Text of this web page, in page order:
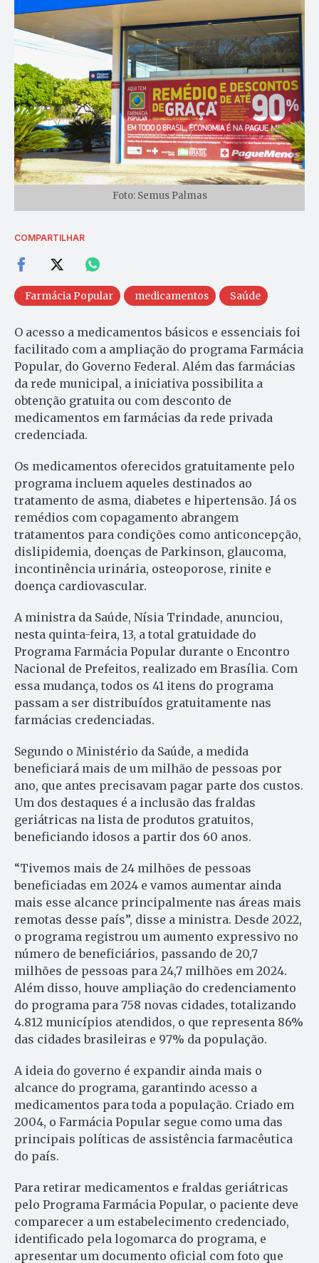
Foto: Semus Palmas
COMPARTILHAR
Farmácia Popular medicamentos Saúde
O acesso a medicamentos básicos e essenciais foi
facilitado com a ampliação do programa Farmácia
Popular, do Governo Federal. Além das farmácias
da rede municipal, a iniciativa possibilita a
obtenção gratuita ou com desconto de
medicamentos em farmácias da rede privada
credenciada.
Os medicamentos oferecidos gratuitamente pelo
programa incluem aqueles destinados ao
tratamento de asma, diabetes e hipertensão. Já os
remédios com copagamento abrangem
tratamentos para condições como anticoncepção,
dislipidemia, doenças de Parkinson, glaucoma,
incontinência urinária, osteoporose, rinite e
doença cardiovascular.
A ministra da Saúde, Nísia Trindade, anunciou,
nesta quinta-feira, 13, a total gratuidade do
Programa Farmácia Popular durante o Encontro
Nacional de Prefeitos, realizado em Brasília. Com
essa mudança, todos os 41 itens do programa
passam a ser distribuídos gratuitamente nas
farmácias credenciadas.
Segundo o Ministério da Saúde, a medida
beneficiará mais de um milhão de pessoas por
ano, que antes precisavam pagar parte dos custos.
Um dos destaques é a inclusão das fraldas
geriátricas na lista de produtos gratuitos,
beneficiando idosos a partir dos 60 anos.
“Tivemos mais de 24 milhões de pessoas
beneficiadas em 2024 e vamos aumentar ainda
mais esse alcance principalmente nas áreas mais
remotas desse país”, disse a ministra. Desde 2022,
o programa registrou um aumento expressivo no
número de beneficiários, passando de 20,7
milhões de pessoas para 24,7 milhões em 2024.
Além disso, houve ampliação do credenciamento
do programa para 758 novas cidades, totalizando
4.812 municípios atendidos, o que representa 86%
das cidades brasileiras e 97% da população.
A ideia do governo é expandir ainda mais o
alcance do programa, garantindo acesso a
medicamentos para toda a população. Criado em
2004, o Farmácia Popular segue como uma das
principais políticas de assistência farmacêutica
do país.
Para retirar medicamentos e fraldas geriátricas
pelo Programa Farmácia Popular, o paciente deve
comparecer a um estabelecimento credenciado,
identificado pela logomarca do programa, e
apresentar um documento oficial com foto que